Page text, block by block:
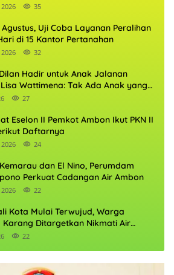
35
Agustus, Uji Coba Layanan Peralihan
di 15 Kantor Pertanahan
32
Hadir untuk Anak Jalanan
Wattimena: Tak Ada Anak yang
Masa Depannya
27
Eselon II Pemkot Ambon Ikut PKN II
Daftarnya
24
dan El Nino, Perumdam
Perkuat Cadangan Air Ambon
22
Kota Mulai Terwujud, Warga
Karang Ditargetkan Nikmati Air
Kedua Agustus
22